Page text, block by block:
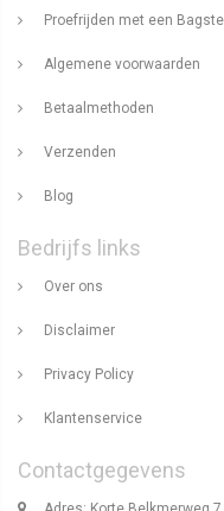
Proefrijden met een
Algemene voorwaarden
Betaalmethoden
Verzenden
Blog
Bedrijfs links
Over ons
Disclaimer
Privacy Policy
Klantenservice
Contactgegevens